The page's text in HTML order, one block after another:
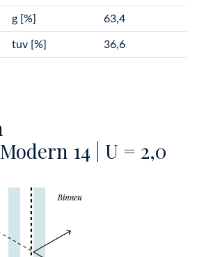
g [%] 63,4
tuv [%] 36,6
14 | U = 2,0